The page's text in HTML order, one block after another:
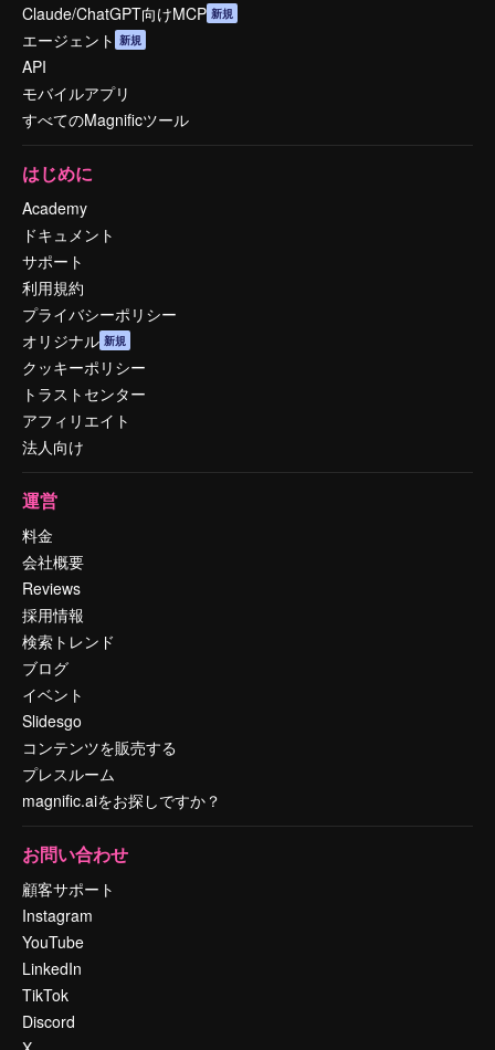
Claude/ChatGPT向けMCP 新規
エージェント 新規
API
モバイルアプリ
すべてのMagnificツール
はじめに
Academy
ドキュメント
サポート
利用規約
プライバシーポリシー
オリジナル 新規
クッキーポリシー
トラストセンター
アフィリエイト
法人向け
運営
料金
会社概要
Reviews
採用情報
検索トレンド
ブログ
イベント
Slidesgo
コンテンツを販売する
プレスルーム
magnific.aiをお探しですか？
お問い合わせ
顧客サポート
Instagram
YouTube
LinkedIn
TikTok
Discord